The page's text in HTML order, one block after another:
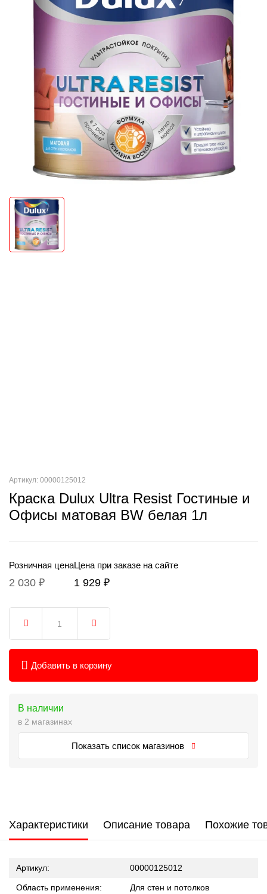
Артикул: 00000125012
Краска Dulux Ultra Resist Гостиные и
Офисы матовая BW белая 1л
Розничная цена
2 030 ₽
Цена при заказе на сайте
1 929 ₽
Добавить в корзину
В наличии
в 2 магазинах
Показать список магазинов
Характеристики Описание товара Похожие
Артикул: 00000125012
Область применения: Для стен и потолков